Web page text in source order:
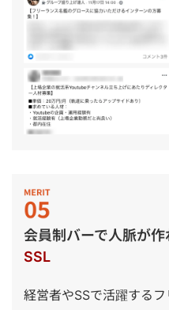
会員制バーで人脈が作
SSL
経営者やSSで活躍する